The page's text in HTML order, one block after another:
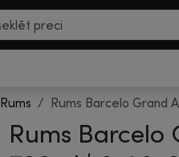
Rums Rums Barcelo Grand
Rums Barcelo